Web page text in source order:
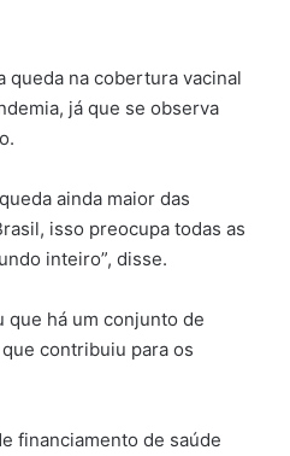
queda na cobertura vacinal
já que se observa
ainda maior das
isso preocupa todas as
inteiro”, disse.
que há um conjunto de
contribuiu para os
financiamento de saúde